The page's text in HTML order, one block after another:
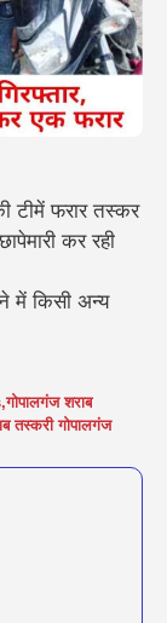
टीमें फरार तस्कर
कर रही
में किसी अन्य
,गोपालगंज शराब
तस्करी गोपालगंज